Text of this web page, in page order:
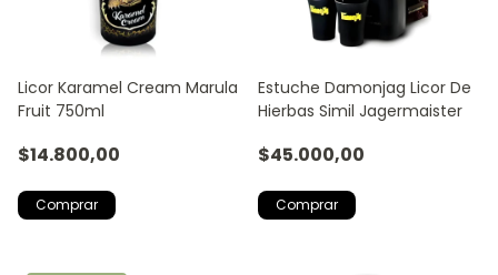
Licor Karamel Cream Marula
Fruit 750ml
$14.800,00
Estuche Damonjag Licor De
Hierbas Simil Jagermaister
$45.000,00